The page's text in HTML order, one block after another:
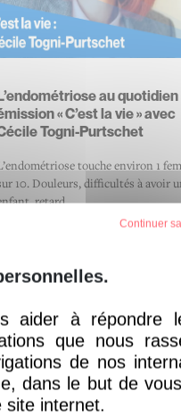
au quotidien
« C’est la vie » avec
Togni-Purtschet
touche environ 1
10. Douleurs, difficultés à avoir
retard…
aider
aider à répondre
que nous
de nos
dans le but de
site internet.
Continuer